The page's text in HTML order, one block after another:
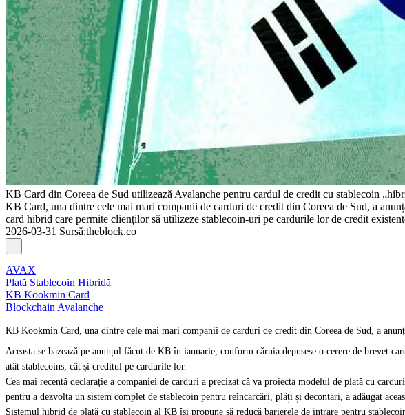
KB Card din Coreea de Sud utilizează Avalanche pentru cardul de credit cu stablecoin
KB Card, una dintre cele mai mari companii de carduri de credit din Coreea de Sud, a
card hibrid care permite clienților să utilizeze stablecoin-uri pe cardurile lor de credit
2026-03-31 Sursă:theblock.co
AVAX
Plată Stablecoin Hibridă
KB Kookmin Card
Blockchain Avalanche
KB Kookmin Card, una dintre cele mai mari companii de carduri de credit din Coreea de Sud, a
Aceasta se bazează pe anunțul făcut de KB în ianuarie, conform căruia depusese o cerere de brevet
atât stablecoins, cât și creditul pe cardurile lor.
Cea mai recentă declarație a companiei de carduri a precizat că va proiecta modelul de plată cu
pentru a dezvolta un sistem complet de stablecoin pentru reîncărcări, plăți și decontări, a adăugat
Sistemul hibrid de plată cu stablecoin al KB își propune să reducă barierele de intrare pentru